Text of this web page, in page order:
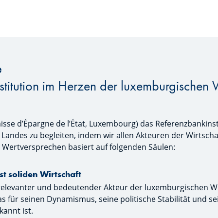
im Herzen der luxemburgischen
d’Épargne de l’État, Luxembourg) das
zu begleiten, indem wir allen Akteuren der
basiert auf folgenden Säulen:
soliden Wirtschaft
und bedeutender Akteur der luxemburgischen
für seinen Dynamismus, seine politische Stabilität und
ist.